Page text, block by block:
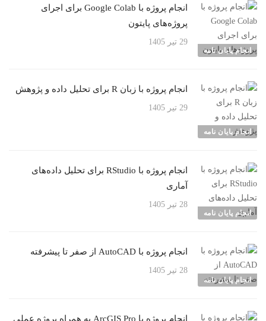
انجام پایان نامه
انجام پروژه با Google Colab برای اجرای
پروژه‌های پایتون
29 تیر 1405
انجام پایان نامه
انجام پروژه با زبان R برای تحلیل داده و پژوهش
29 تیر 1405
انجام پایان نامه
انجام پروژه با RStudio برای تحلیل داده‌های
آماری
28 تیر 1405
انجام پایان نامه
انجام پروژه با AutoCAD از صفر تا پیشرفته
28 تیر 1405
انجام پروژه با ArcGIS Pro به همراه پروژه عملی